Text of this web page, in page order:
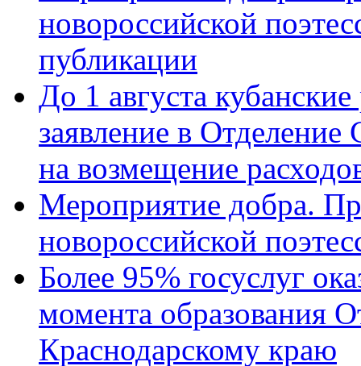
новороссийской
публикации
До 1 августа
заявление в
на возмещение
Мероприятие добра.
новороссийской
Более 95% госуслуг
момента образования
Краснодарскому краю